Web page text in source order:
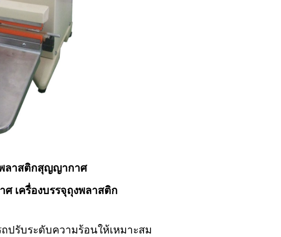
พลาสติกสุญญากาศ
เครื่องบรรจุถุงพลาสติก
ปรับระดับความร้อนให้เหมาะสม